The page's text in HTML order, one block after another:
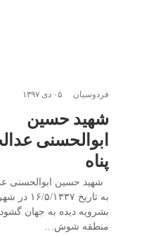
فردوسیان ۰۵ دی ۱۳۹۷
شهید حسین
ابوالحسنی
پناه
شهید حسین ابوالحسنی
به تاریخ ۱۶/۵/
بشرویه دیده به جهان
منطقه شوش…